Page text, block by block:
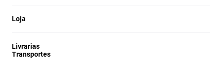
Loja
Livrarias
Transportes